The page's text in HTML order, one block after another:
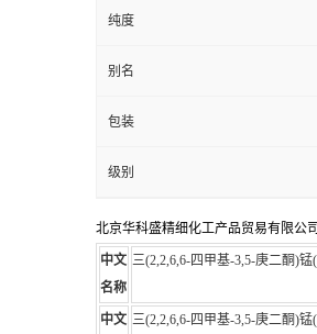
纯度
别名
包装
级别
北京华科盛精细化工产品贸易有限公
中文
名称
三(2,2,6,6-四甲基-3,5-庚二酮)
中文 三(2,2,6,6-四甲基-3,5-庚二酮)